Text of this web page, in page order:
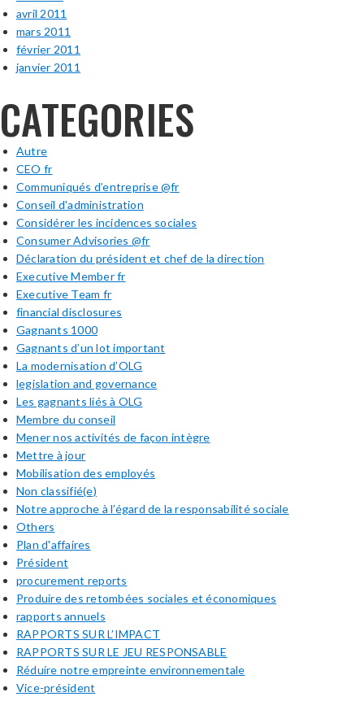
avril 2011
mars 2011
février 2011
janvier 2011
CATEGORIES
Autre
CEO fr
Communiqués d’entreprise @fr
Conseil d'administration
Considérer les incidences sociales
Consumer Advisories @fr
Déclaration du président et chef de la direction
Executive Member fr
Executive Team fr
financial disclosures
Gagnants 1000
Gagnants d’un lot important
La modernisation d’OLG
legislation and governance
Les gagnants liés à OLG
Membre du conseil
Mener nos activités de façon intègre
Mettre à jour
Mobilisation des employés
Non classifié(e)
Notre approche à l’égard de la responsabilité sociale
Others
Plan d'affaires
Président
procurement reports
Produire des retombées sociales et économiques
rapports annuels
RAPPORTS SUR L’IMPACT
RAPPORTS SUR LE JEU RESPONSABLE
Réduire notre empreinte environnementale
Vice-président